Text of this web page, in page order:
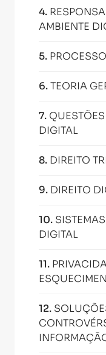
4.
AMBIENTE
5.
6.TEORIA
7.
DIGITAL
8. DIREITO
9. DIREITO
10.
DIGITAL
11.
12.